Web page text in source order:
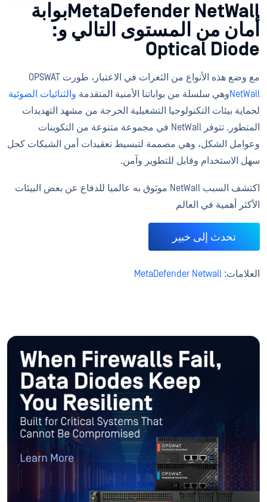
MetaDefender NetWallبوابة
أمان من المستوى التالي و:
Optical Diode
مع وضع هذه الأنواع من الثغرات في الاعتبار، طورت OPSWAT
NetWallوهي سلسلة من بواباتنا الأمنية المتقدمة والثنائيات الضوئية
لحماية بيئات التكنولوجيا التشغيلية الحرجة من مشهد التهديدات
المتطور. تتوفر NetWall في مجموعة متنوعة من التكوينات
وعوامل الشكل، وهي مصممة لتبسيط تعقيدات أمن الشبكات كحل
سهل الاستخدام وقابل للتطوير وآمن.
اكتشف السبب NetWall موثوق به عالميا للدفاع عن بعض البيئات
الأكثر أهمية في العالم
تحدث إلى خبير
العلامات: MetaDefender Netwall